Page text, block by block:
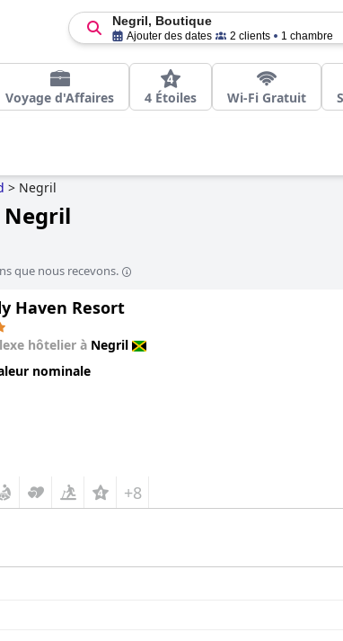
Negril, Boutique
Ajouter des dates 2 clients 1 chambre
Voyage d'Affaires 4 Étoiles Wi-Fi Gratuit
> Negril
Negril
que nous recevons.
Haven Resort
hôtelier à Negril
nominale
+8